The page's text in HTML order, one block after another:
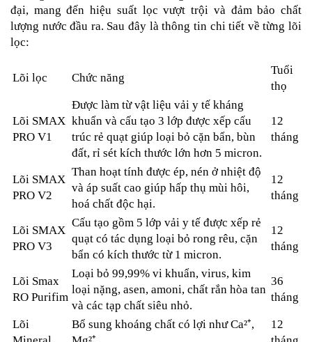
đại, mang đến hiệu suất lọc vượt trội và đảm bảo chất
lượng nước đầu ra. Sau đây là thông tin chi tiết về từng lõi
lọc:
Lõi lọc Chức năng
Tuổi
thọ
Lõi SMAX
PRO V1
Được làm từ vật liệu vải y tế kháng
khuẩn và cấu tạo 3 lớp được xếp cấu
trúc rẻ quạt giúp loại bỏ cặn bẩn, bùn
đất, rỉ sét kích thước lớn hơn 5 micron.
12
tháng
Lõi SMAX
PRO V2
Than hoạt tính được ép, nén ở nhiệt độ
và áp suất cao giúp hấp thụ mùi hôi,
hoá chất độc hại.
12
tháng
Lõi SMAX
PRO V3
Cấu tạo gồm 5 lớp vải y tế được xếp rẻ
quạt có tác dụng loại bỏ rong rêu, cặn
bẩn có kích thước từ 1 micron.
12
tháng
Lõi Smax
RO Purifim
Loại bỏ 99,99% vi khuẩn, virus, kim
loại nặng, asen, amoni, chất rắn hòa tan
và các tạp chất siêu nhỏ.
36
tháng
Lõi
Bổ sung khoáng chất có lợi như Ca²⁺,
12